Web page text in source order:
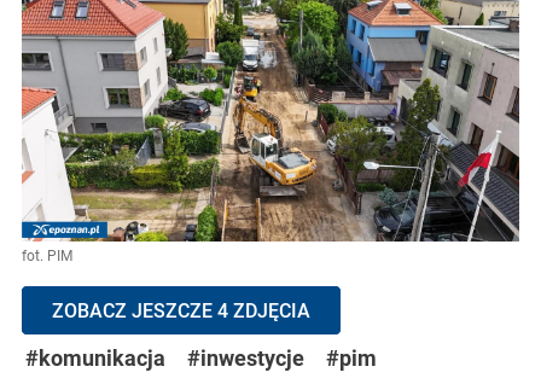
fot. PIM
ZOBACZ JESZCZE 4 ZDJĘCIA
#komunikacja #inwestycje #pim